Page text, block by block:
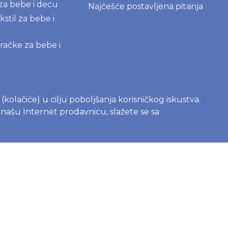
bebe i decu
za bebe i
za bebe i
Najčešće postavljena pitanja
u cilju poboljšanja korisničkog iskustva.
Internet prodavnicu, slažete se sa